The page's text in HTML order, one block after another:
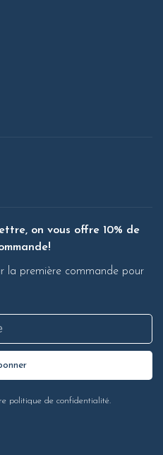
on vous offre 10% de
la première commande pour
politique de confidentialité.